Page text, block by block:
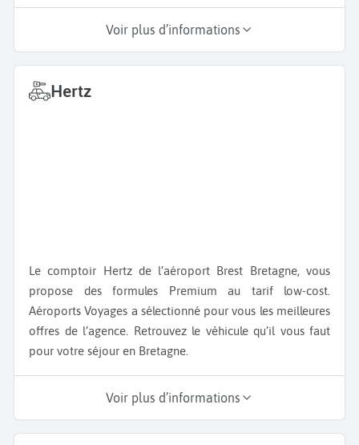
Voir plus d’informations
Hertz
Le comptoir Hertz de l’aéroport Brest Bretagne, vous
propose des formules Premium au tarif low-cost.
Aéroports Voyages a sélectionné pour vous les meilleures
offres de l’agence. Retrouvez le véhicule qu’il vous faut
pour votre séjour en Bretagne.
Voir plus d’informations